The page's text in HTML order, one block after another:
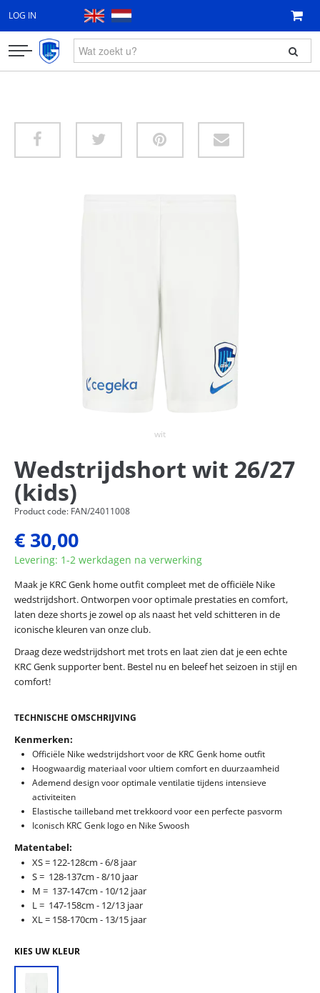
LOG IN
wit
Wedstrijdshort wit 26/27
(kids)
Product code: FAN/24011008
€ 30,00
Levering: 1-2 werkdagen na verwerking
Maak je KRC Genk home outfit compleet met de officiële Nike
wedstrijdshort. Ontworpen voor optimale prestaties en comfort,
laten deze shorts je zowel op als naast het veld schitteren in de
iconische kleuren van onze club.
Draag deze wedstrijdshort met trots en laat zien dat je een echte
KRC Genk supporter bent. Bestel nu en beleef het seizoen in stijl en
comfort!
TECHNISCHE OMSCHRIJVING
Kenmerken:
Officiële Nike wedstrijdshort voor de KRC Genk home outfit
Hoogwaardig materiaal voor ultiem comfort en duurzaamheid
Ademend design voor optimale ventilatie tijdens intensieve
activiteiten
Elastische tailleband met trekkoord voor een perfecte pasvorm
Iconisch KRC Genk logo en Nike Swoosh
Matentabel:
XS = 122-128cm - 6/8 jaar
S = 128-137cm - 8/10 jaar
M = 137-147cm - 10/12 jaar
L = 147-158cm - 12/13 jaar
XL = 158-170cm - 13/15 jaar
KIES UW KLEUR